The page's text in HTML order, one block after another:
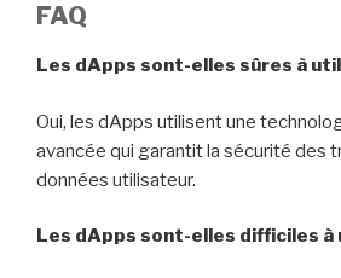
FAQ
Les dApps sont-elles sûres à
Oui, les dApps utilisent une
avancée qui garantit la sécurité des
données utilisateur.
Les dApps sont-elles difficiles à